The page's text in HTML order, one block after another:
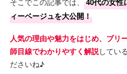
ィーベージュを大公開！
人気の理由や魅力をはじめ、ブリ
師目線でわかりやすく解説してい
ださいね♪